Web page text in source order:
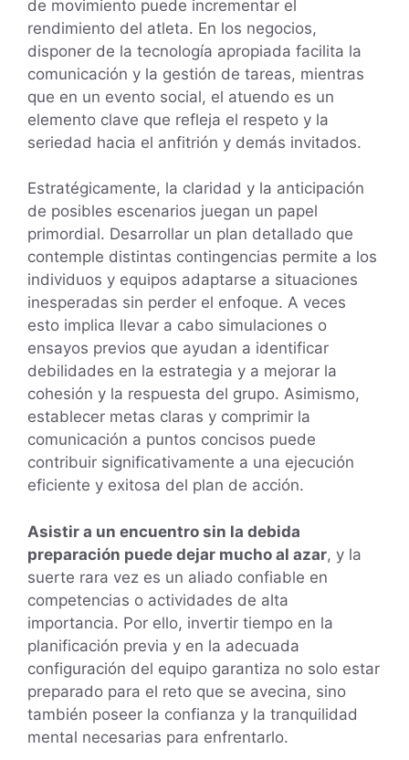
de movimiento puede incrementar el
rendimiento del atleta. En los negocios,
disponer de la tecnología apropiada facilita la
comunicación y la gestión de tareas, mientras
que en un evento social, el atuendo es un
elemento clave que refleja el respeto y la
seriedad hacia el anfitrión y demás invitados.
Estratégicamente, la claridad y la anticipación
de posibles escenarios juegan un papel
primordial. Desarrollar un plan detallado que
contemple distintas contingencias permite a los
individuos y equipos adaptarse a situaciones
inesperadas sin perder el enfoque. A veces
esto implica llevar a cabo simulaciones o
ensayos previos que ayudan a identificar
debilidades en la estrategia y a mejorar la
cohesión y la respuesta del grupo. Asimismo,
establecer metas claras y comprimir la
comunicación a puntos concisos puede
contribuir significativamente a una ejecución
eficiente y exitosa del plan de acción.
Asistir a un encuentro sin la debida
preparación puede dejar mucho al azar, y la
suerte rara vez es un aliado confiable en
competencias o actividades de alta
importancia. Por ello, invertir tiempo en la
planificación previa y en la adecuada
configuración del equipo garantiza no solo estar
preparado para el reto que se avecina, sino
también poseer la confianza y la tranquilidad
mental necesarias para enfrentarlo.